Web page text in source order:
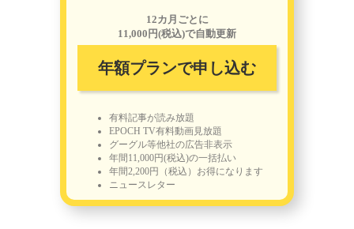
12カ月ごとに
11,000円(税込)で自動更新
年額プランで申し込む
有料記事が読み放題
EPOCH TV有料動画見放題
グーグル等他社の広告非表示
年間11,000円(税込)の一括払い
年間2,200円（税込）お得になります
ニュースレター